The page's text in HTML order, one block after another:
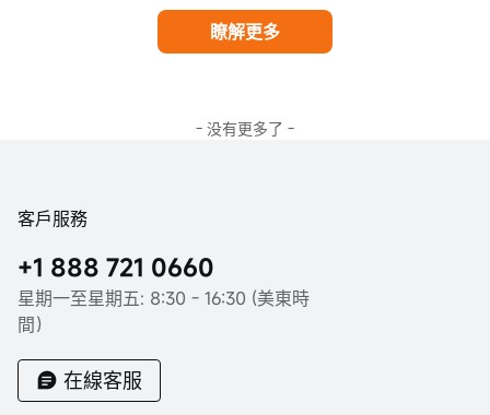
瞭解更多
- 没有更多了 -
客戶服務
+1 888 721 0660
星期一至星期五: 8:30 - 16:30 (美東時
間）
在線客服